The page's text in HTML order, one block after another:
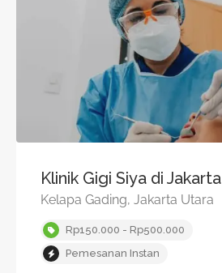
Klinik Gigi Siya di Jakarta
Kelapa Gading, Jakarta Utara
Rp150.000 - Rp500.000
Pemesanan Instan